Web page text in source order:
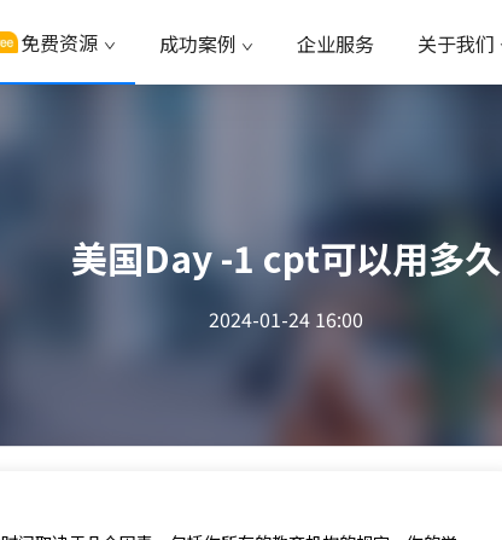
免费资源 成功案例 企业服务 关于我们
美国Day -1 cpt可以用多久
2024-01-24 16:00